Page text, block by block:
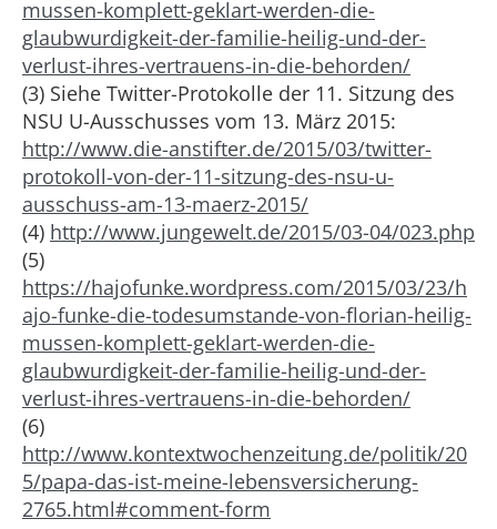
mussen-komplett-geklart-werden-die-
glaubwurdigkeit-der-familie-heilig-und-der-
verlust-ihres-vertrauens-in-die-behorden/
(3) Siehe Twitter-Protokolle der 11. Sitzung des
NSU U-Ausschusses vom 13. März 2015:
http://www.die-anstifter.de/2015/03/twitter-
protokoll-von-der-11-sitzung-des-nsu-u-
ausschuss-am-13-maerz-2015/
(4) http://www.jungewelt.de/2015/03-04/023.php
(5)
https://hajofunke.wordpress.com/2015/03/23/h
ajo-funke-die-todesumstande-von-florian-heilig-
mussen-komplett-geklart-werden-die-
glaubwurdigkeit-der-familie-heilig-und-der-
verlust-ihres-vertrauens-in-die-behorden/
(6)
http://www.kontextwochenzeitung.de/politik/20
5/papa-das-ist-meine-lebensversicherung-
2765.html#comment-form